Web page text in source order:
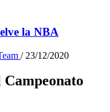
la NBA
/ 23/12/2020